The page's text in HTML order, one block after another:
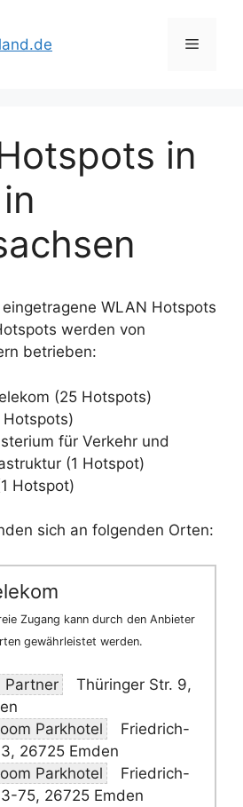
Menü
in
WLAN Hotspots
werden von
betrieben:
(25 Hotspots)
Hotspots)
für Verkehr und
(1 Hotspot)
Hotspot)
sich an folgenden Orten:
Zugang kann durch den Anbieter
gewährleistet werden.
Partner
Thüringer Str. 9,
Parkhotel
Friedrich-
26725 Emden
Parkhotel
Friedrich-
75, 26725 Emden